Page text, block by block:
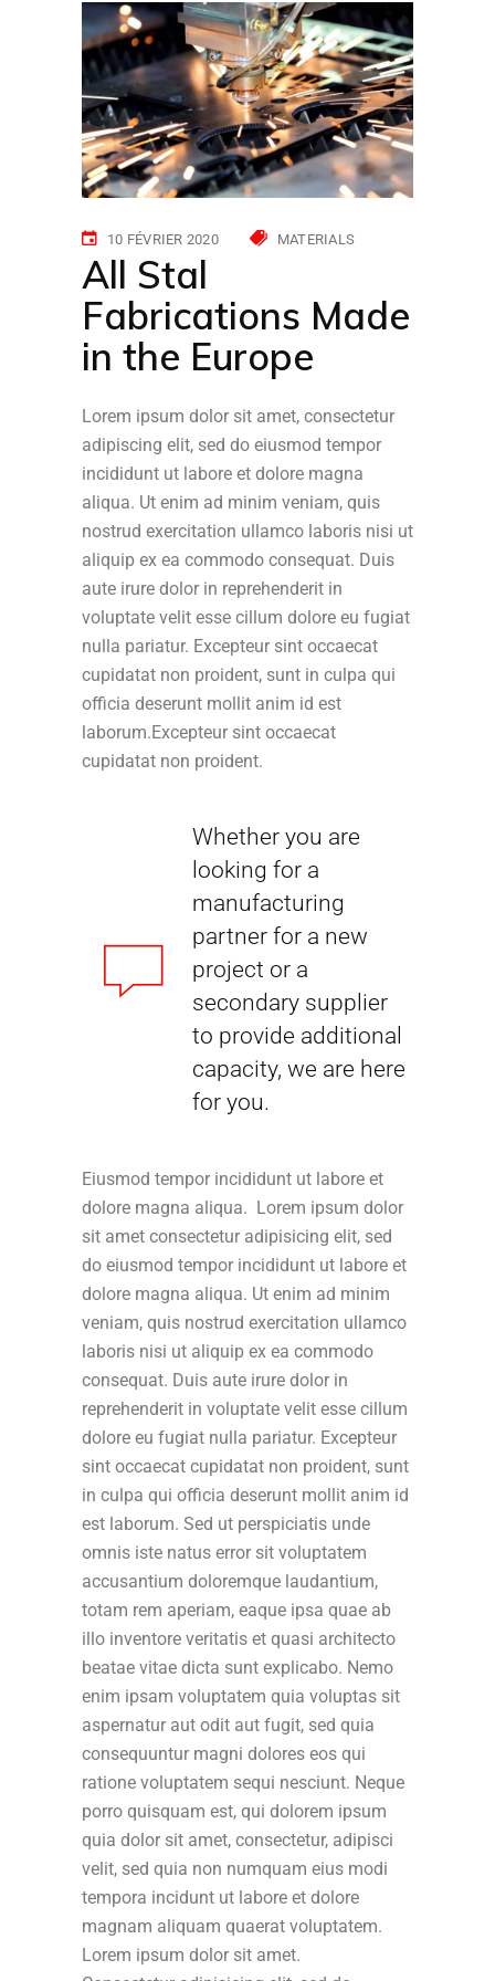
10 FÉVRIER 2020 MATERIALS
All Stal
Fabrications Made
in the Europe
Lorem ipsum dolor sit amet, consectetur
adipiscing elit, sed do eiusmod tempor
incididunt ut labore et dolore magna
aliqua. Ut enim ad minim veniam, quis
nostrud exercitation ullamco laboris nisi ut
aliquip ex ea commodo consequat. Duis
aute irure dolor in reprehenderit in
voluptate velit esse cillum dolore eu fugiat
nulla pariatur. Excepteur sint occaecat
cupidatat non proident, sunt in culpa qui
officia deserunt mollit anim id est
laborum.Excepteur sint occaecat
cupidatat non proident.
Whether you are
looking for a
manufacturing
partner for a new
project or a
secondary supplier
to provide additional
capacity, we are here
for you.
Eiusmod tempor incididunt ut labore et
dolore magna aliqua. Lorem ipsum dolor
sit amet consectetur adipisicing elit, sed
do eiusmod tempor incididunt ut labore et
dolore magna aliqua. Ut enim ad minim
veniam, quis nostrud exercitation ullamco
laboris nisi ut aliquip ex ea commodo
consequat. Duis aute irure dolor in
reprehenderit in voluptate velit esse cillum
dolore eu fugiat nulla pariatur. Excepteur
sint occaecat cupidatat non proident, sunt
in culpa qui officia deserunt mollit anim id
est laborum. Sed ut perspiciatis unde
omnis iste natus error sit voluptatem
accusantium doloremque laudantium,
totam rem aperiam, eaque ipsa quae ab
illo inventore veritatis et quasi architecto
beatae vitae dicta sunt explicabo. Nemo
enim ipsam voluptatem quia voluptas sit
aspernatur aut odit aut fugit, sed quia
consequuntur magni dolores eos qui
ratione voluptatem sequi nesciunt. Neque
porro quisquam est, qui dolorem ipsum
quia dolor sit amet, consectetur, adipisci
velit, sed quia non numquam eius modi
tempora incidunt ut labore et dolore
magnam aliquam quaerat voluptatem.
Lorem ipsum dolor sit amet.